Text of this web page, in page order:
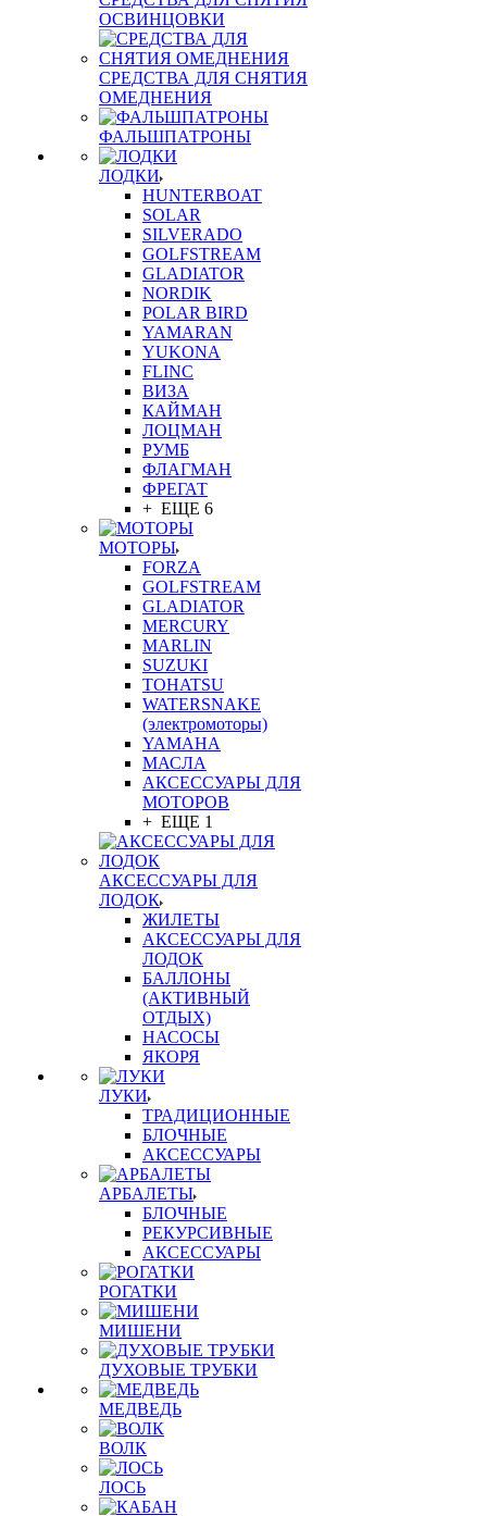
ОСВИНЦОВКИ
СРЕДСТВА ДЛЯ СНЯТИЯ
ОМЕДНЕНИЯ
ФАЛЬШПАТРОНЫ
ЛОДКИ
HUNTERBOAT
SOLAR
SILVERADO
GOLFSTREAM
GLADIATOR
NORDIK
POLAR BIRD
YAMARAN
YUKONA
FLINC
ВИЗА
КАЙМАН
ЛОЦМАН
РУМБ
ФЛАГМАН
ФРЕГАТ
+ ЕЩЕ 6
МОТОРЫ
FORZA
GOLFSTREAM
GLADIATOR
MERCURY
MARLIN
SUZUKI
TOHATSU
WATERSNAKE
(электромоторы)
YAMAHA
МАСЛА
АКСЕССУАРЫ ДЛЯ
МОТОРОВ
+ ЕЩЕ 1
АКСЕССУАРЫ ДЛЯ
ЛОДОК
ЖИЛЕТЫ
АКСЕССУАРЫ ДЛЯ
ЛОДОК
БАЛЛОНЫ
(АКТИВНЫЙ
ОТДЫХ)
НАСОСЫ
ЯКОРЯ
ЛУКИ
ТРАДИЦИОННЫЕ
БЛОЧНЫЕ
АКСЕССУАРЫ
АРБАЛЕТЫ
БЛОЧНЫЕ
РЕКУРСИВНЫЕ
АКСЕССУАРЫ
РОГАТКИ
МИШЕНИ
ДУХОВЫЕ ТРУБКИ
МЕДВЕДЬ
ВОЛК
ЛОСЬ